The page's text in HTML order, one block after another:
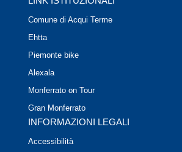
Comune di Acqui Terme
Ehtta
Piemonte bike
Alexala
Monferrato on Tour
Gran Monferrato
INFORMAZIONI LEGALI
Accessibilità